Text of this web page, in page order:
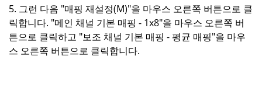
5. 그런 다음 "매핑 재설정(M)"을 마우스 오른쪽 버튼으로 클
릭합니다. "메인 채널 기본 매핑 - 1x8"을 마우스 오른쪽 버
튼으로 클릭하고 "보조 채널 기본 매핑 - 평균 매핑"을 마우
스 오른쪽 버튼으로 클릭합니다.